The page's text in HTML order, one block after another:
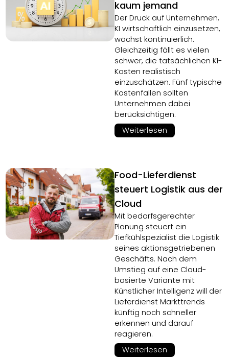
kaum jemand
Der Druck auf Unternehmen,
KI wirtschaftlich einzusetzen,
wächst kontinuierlich.
Gleichzeitig fällt es vielen
schwer, die tatsächlichen KI-
Kosten realistisch
einzuschätzen. Fünf typische
Kostenfallen sollten
Unternehmen dabei
berücksichtigen.
Weiterlesen
Food-Lieferdienst
steuert Logistik aus der
Cloud
Mit bedarfsgerechter
Planung steuert ein
Tiefkühlspezialist die Logistik
seines aktionsgetriebenen
Geschäfts. Nach dem
Umstieg auf eine Cloud-
basierte Variante mit
Künstlicher Intelligenz will der
Lieferdienst Markttrends
künftig noch schneller
erkennen und darauf
reagieren.
Weiterlesen